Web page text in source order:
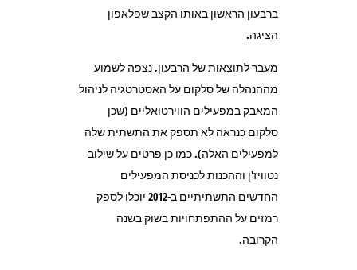
ברבעון הראשון באותו הקצב שפלאפון
הציגה.
מעבר לתוצאות של הרבעון, נצפה לשמוע
מההנהלה של סלקום על האסטרטגיה לניהול
המאבק במפעילים הווירטואליים (שכן
סלקום כנראה לא תספק את התשתית שלה
למפעילים האלה). כמו כן פרטים על שילוב
נטוויז'ן וההכנות לכניסת המפעילים
החדשים התשתיתיים ב-2012 יוכלו לספק
רמזים על ההתפתחויות בשוק בשנה
הקרובה.